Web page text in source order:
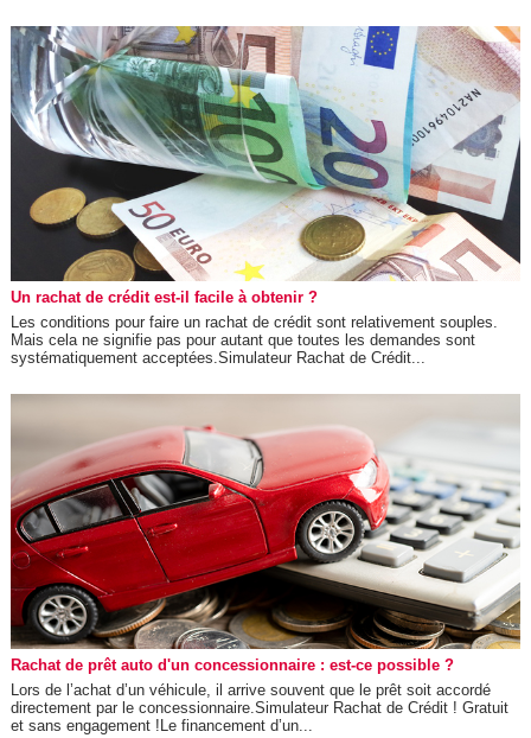
Un rachat de crédit est-il facile à obtenir ?
Les conditions pour faire un rachat de crédit sont relativement souples.
Mais cela ne signifie pas pour autant que toutes les demandes sont
systématiquement acceptées.Simulateur Rachat de Crédit...
Rachat de prêt auto d'un concessionnaire : est-ce possible ?
Lors de l’achat d’un véhicule, il arrive souvent que le prêt soit accordé
directement par le concessionnaire.Simulateur Rachat de Crédit ! Gratuit
et sans engagement !Le financement d’un...